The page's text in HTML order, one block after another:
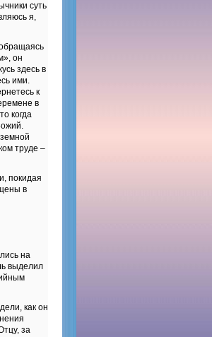
суть
я,
он
здесь в
ими.
к
в
когда
труде –
покидая
в
на
выделил
как он
за